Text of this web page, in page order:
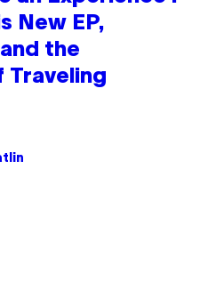
New EP,
the
Traveling